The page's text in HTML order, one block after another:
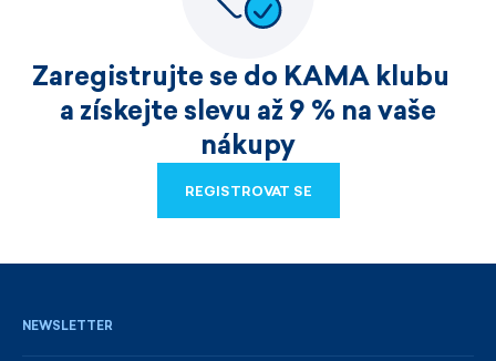
Zaregistrujte se do KAMA klubu
a získejte slevu až 9 % na vaše
nákupy
REGISTROVAT SE
NEWSLETTER